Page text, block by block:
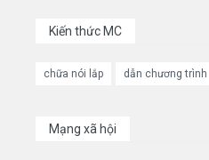
Kiến thức MC
chữa nói lắp dẫn chương trình
Mạng xã hội